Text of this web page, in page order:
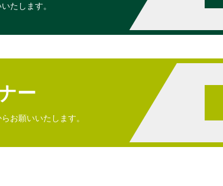
たします。
ー
お願いいたします。